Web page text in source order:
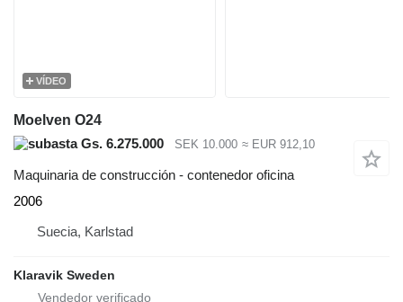
VÍDEO
Moelven O24
Gs. 6.275.000
SEK 10.000 ≈ EUR 912,10
Maquinaria de construcción - contenedor oficina
2006
Suecia, Karlstad
Klaravik Sweden